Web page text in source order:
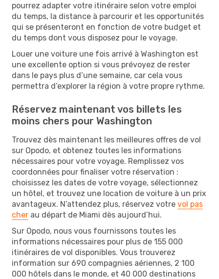
pourrez adapter votre itinéraire selon votre emploi
du temps, la distance à parcourir et les opportunités
qui se présenteront en fonction de votre budget et
du temps dont vous disposez pour le voyage.
Louer une voiture une fois arrivé à Washington est
une excellente option si vous prévoyez de rester
dans le pays plus d’une semaine, car cela vous
permettra d’explorer la région à votre propre rythme.
Réservez maintenant vos billets les
moins chers pour Washington
Trouvez dès maintenant les meilleures offres de vol
sur Opodo, et obtenez toutes les informations
nécessaires pour votre voyage. Remplissez vos
coordonnées pour finaliser votre réservation :
choisissez les dates de votre voyage, sélectionnez
un hôtel, et trouvez une location de voiture à un prix
avantageux. N’attendez plus, réservez votre vol pas
cher au départ de Miami dès aujourd’hui.
Sur Opodo, nous vous fournissons toutes les
informations nécessaires pour plus de 155 000
itinéraires de vol disponibles. Vous trouverez
information sur 690 compagnies aériennes, 2 100
000 hôtels dans le monde, et 40 000 destinations